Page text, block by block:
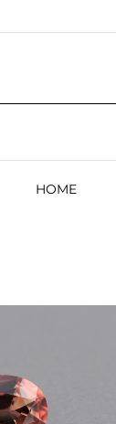
HOME